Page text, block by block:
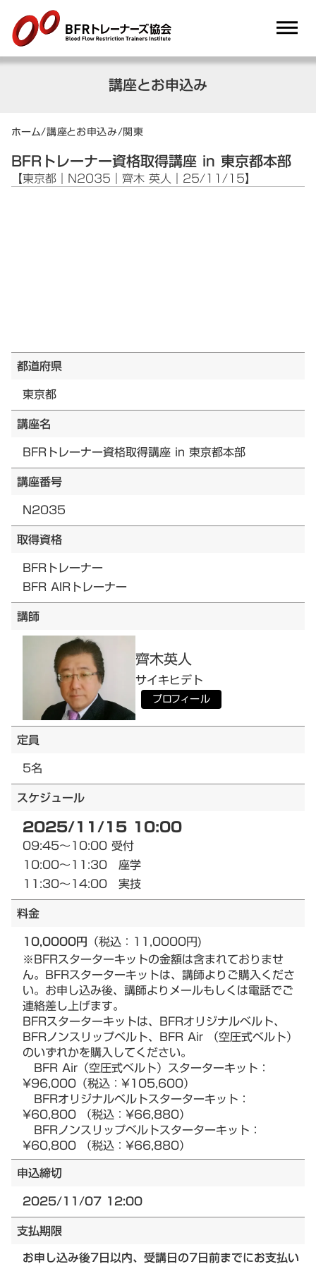
講座とお申込み
ホーム/講座とお申込み/関東
BFRトレーナー資格取得講座 in 東京都本部
【東京都｜N2035｜齊木 英人｜25/11/15】
都道府県
東京都
講座名
BFRトレーナー資格取得講座 in 東京都本部
講座番号
N2035
取得資格
BFRトレーナー
BFR AIRトレーナー
講師
齊木英人
サイキヒデト
プロフィール
定員
5名
スケジュール
2025/11/15 10:00
09:45～10:00 受付
10:00～11:30 座学
11:30～14:00 実技
料金
10,0000円 （税込：11,0000円)
※BFRスターターキットの金額は含まれておりませ
ん。BFRスターターキットは、講師よりご購入くださ
い。お申し込み後、講師よりメールもしくは電話でご
連絡差し上げます。
BFRスターターキットは、BFRオリジナルベルト、
BFRノンスリップベルト、BFR Air （空圧式ベルト）
のいずれかを購入してください。
BFR Air（空圧式ベルト）スターターキット：
¥96,000（税込：¥105,600）
BFRオリジナルベルトスターターキット：
¥60,800 （税込：¥66,880）
BFRノンスリップベルトスターターキット：
¥60,800 （税込：¥66,880）
申込締切
2025/11/07 12:00
支払期限
お申し込み後7日以内、受講日の7日前までにお支払い
dehaze